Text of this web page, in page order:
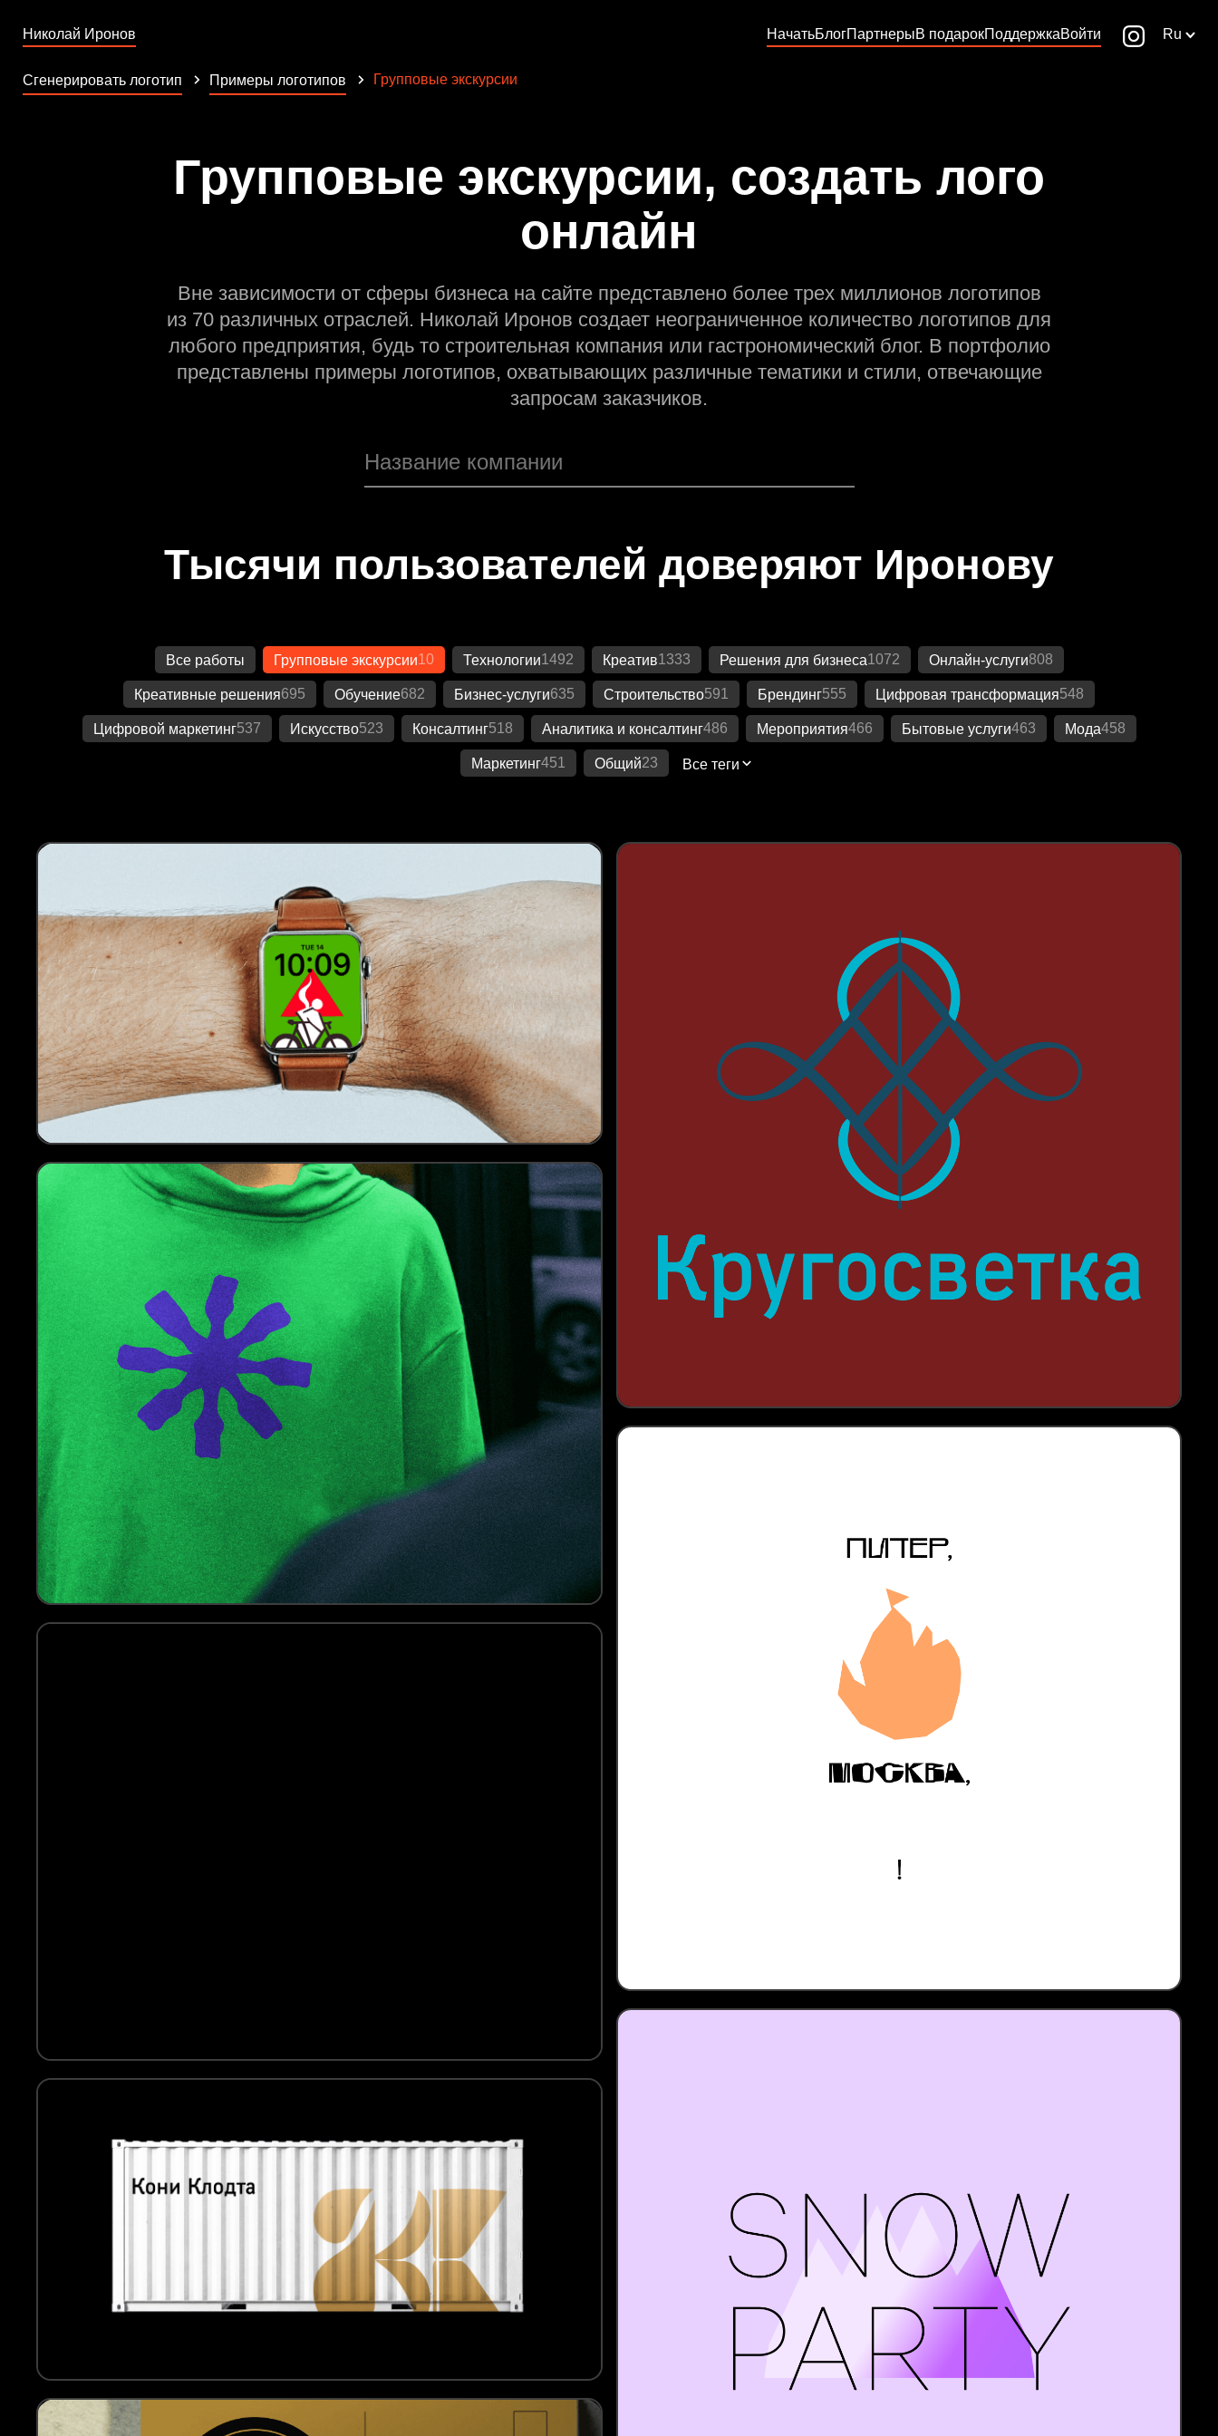
Николай Иронов НачатьБлогПартнерыВ подарокПоддержкаВойти Ru
Сгенерировать логотип Примеры логотипов Групповые экскурсии
Групповые экскурсии, создать лого
онлайн
Вне зависимости от сферы бизнеса на сайте представлено более трех миллионов логотипов
из 70 различных отраслей. Николай Иронов создает неограниченное количество логотипов для
любого предприятия, будь то строительная компания или гастрономический блог. В портфолио
представлены примеры логотипов, охватывающих различные тематики и стили, отвечающие
запросам заказчиков.
Тысячи пользователей доверяют Иронову
Все работы Групповые экскурсии10 Технологии1492 Креатив1333 Решения для бизнеса1072 Онлайн-услуги808
Креативные решения695 Обучение682 Бизнес-услуги635 Строительство591 Брендинг555 Цифровая трансформация548
Цифровой маркетинг537 Искусство523 Консалтинг518 Аналитика и консалтинг486 Мероприятия466 Бытовые услуги463 Мода458
Маркетинг451 Общий23 Все теги